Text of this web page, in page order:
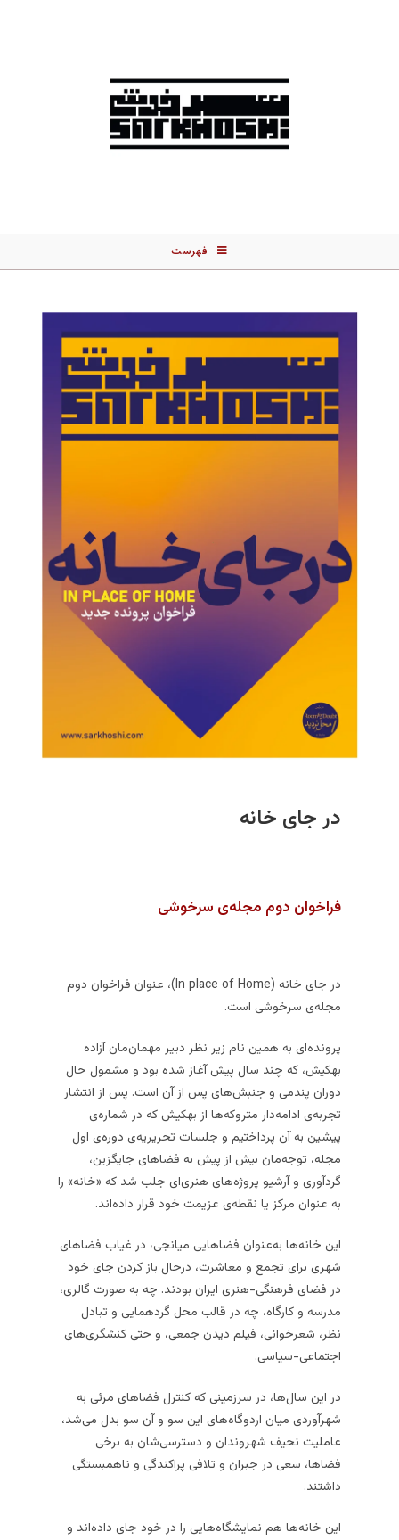
فهرست
در جای خانه
فراخوان دوم مجله‌ی سرخوشی
در جای خانه (In place of Home)، عنوان فراخوان دوم
مجله‌ی سرخوشی است.
پرونده‌ای به همین نام زیر نظر دبیر مهمان‌مان آزاده
بهکیش، که چند سال پیش آغاز شده بود و مشمول حال
دوران پندمی و جنبش‌های پس از آن است. پس از انتشار
تجربه‌ی ادامه‌دار متروکه‌ها از بهکیش که در شماره‌ی
پیشین به آن پرداختیم و جلسات تحریریه‌ی دوره‌ی اول
مجله، توجه‌مان بیش از پیش به فضاهای جایگزین،
گردآوری و آرشیو پروژه‌های هنری‌ای جلب شد که «خانه‌» را
به عنوان مرکز یا نقطه‌ی عزیمت خود قرار داده‌اند.
این خانه‌ها به‌عنوان فضاهایی میانجی، در غیاب فضاهای
شهری برای تجمع و معاشرت، درحال باز کردن جای خود
در فضای فرهنگی-هنری ایران بودند. چه به صورت گالری،
مدرسه و کارگاه، چه در قالب محل گردهمایی و تبادل
نظر، شعرخوانی، فیلم دیدن جمعی، و حتی کنشگری‌های
اجتماعی-سیاسی.
در این سال‌ها، در سرزمینی که کنترل فضاهای مرئی به
شهرآوردی میان اردوگاه‌های این سو و آن سو بدل می‌شد،
عاملیت نحیف شهروندان و دسترسی‌شان به برخی
فضاها، سعی در جبران و تلافی پراکندگی و ناهمبستگی
داشتند.
این خانه‌ها هم‌ نمایشگاه‌هایی را در خود جا‌ی داده‌اند و